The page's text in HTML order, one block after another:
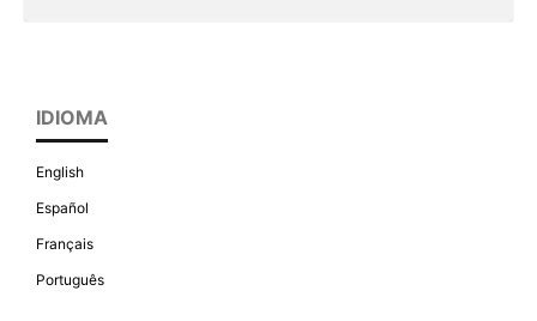
IDIOMA
English
Español
Français
Português